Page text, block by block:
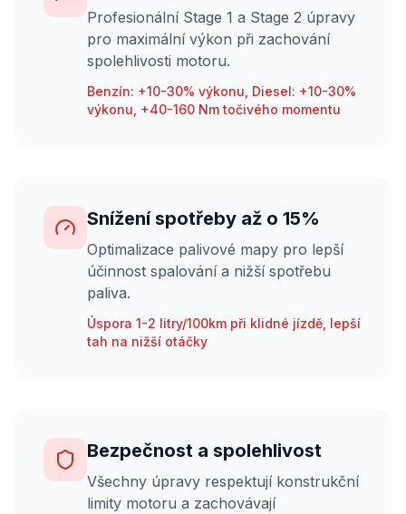
Profesionální Stage 1 a Stage 2 úpravy
pro maximální výkon při zachování
spolehlivosti motoru.
Benzín: +10-30% výkonu, Diesel: +10-30%
výkonu, +40-160 Nm točivého momentu
Snížení spotřeby až o 15%
Optimalizace palivové mapy pro lepší
účinnost spalování a nižší spotřebu
paliva.
Úspora 1-2 litry/100km při klidné jízdě, lepší
tah na nižší otáčky
Bezpečnost a spolehlivost
Všechny úpravy respektují konstrukční
limity motoru a zachovávají